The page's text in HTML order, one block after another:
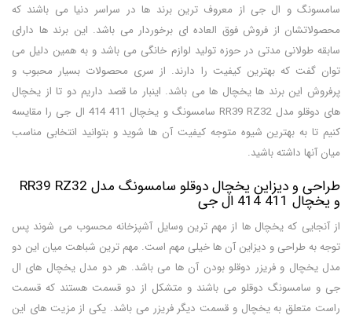
سامسونگ و ال جی از معروف ترین برند ها در سراسر دنیا می باشند که
محصولاتشان از فروش فوق العاده ای برخوردار می باشد. این برند ها دارای
سابقه طولانی مدتی در حوزه تولید لوازم خانگی می باشد و به همین دلیل می
توان گفت که بهترین کیفیت را دارند. از سری محصولات بسیار محبوب و
پرفروش این برند ها یخچال ها می باشد. اینبار ما قصد داریم دو تا از یخچال
های دوقلو مدل RR39 RZ32 سامسونگ و یخچال 411 414 ال جی را مقایسه
کنیم تا به بهترین شیوه متوجه کیفیت آن ها شوید و بتوانید انتخابی مناسب
میان آنها داشته باشید.
طراحی و دیزاین یخچال دوقلو سامسونگ مدل RR39 RZ32
و یخچال 411 414 ال جی
از آنجایی که یخچال ها از مهم ترین وسایل آشپزخانه محسوب می شوند پس
توجه به طراحی و دیزاین آن ها خیلی مهم است. مهم ترین شباهت میان این دو
مدل یخچال و فریزر دوقلو بودن آن ها می باشد. هر دو مدل یخچال های ال
جی و سامسونگ دوقلو می باشند و متشکل از دو قسمت هستند که قسمت
راست متعلق به یخچال و قسمت دیگر فریزر می باشد. یکی از مزیت های این